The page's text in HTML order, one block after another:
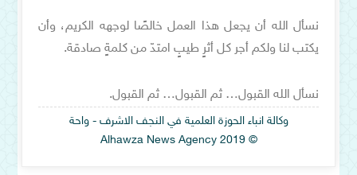
نسأل الله أن يجعل هذا العمل خالصًا لوجهه الكريم، وأن
يكتب لنا ولكم أجر كل أثرٍ طيبٍ امتدّ من كلمةٍ صادقة.
نسأل الله القبول… ثم القبول… ثم القبول.
وكالة انباء الحوزة العلمية في النجف الاشرف - واحة
© Alhawza News Agency 2019